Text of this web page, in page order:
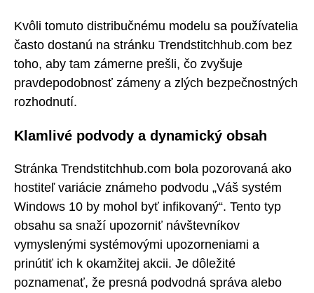
Kvôli tomuto distribučnému modelu sa používatelia
často dostanú na stránku Trendstitchhub.com bez
toho, aby tam zámerne prešli, čo zvyšuje
pravdepodobnosť zámeny a zlých bezpečnostných
rozhodnutí.
Klamlivé podvody a dynamický obsah
Stránka Trendstitchhub.com bola pozorovaná ako
hostiteľ variácie známeho podvodu „Váš systém
Windows 10 by mohol byť infikovaný“. Tento typ
obsahu sa snaží upozorniť návštevníkov
vymyslenými systémovými upozorneniami a
prinútiť ich k okamžitej akcii. Je dôležité
poznamenať, že presná podvodná správa alebo